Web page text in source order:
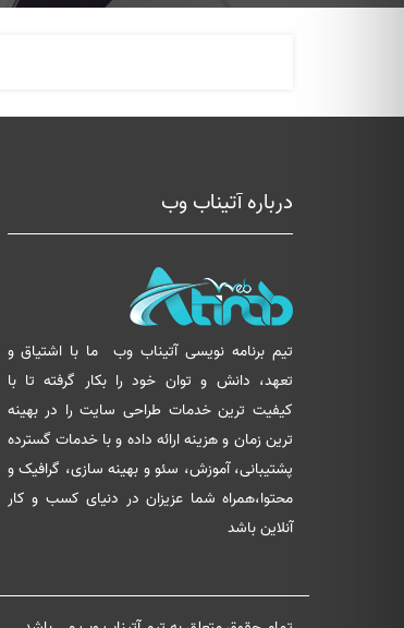
درباره آتیناب وب
تیم برنامه نویسی آتیناب وب
ما با اشتیاق و
تعهد، دانش و توان خود را بکار گرفته تا با
کیفیت ترین خدمات طراحی سایت را در بهینه
ترین زمان و هزینه ارائه داده و با خدمات گسترده
پشتیبانی، آموزش، سئو و بهینه سازی، گرافیک و
محتوا،همراه شما عزیزان در دنیای کسب و کار
آنلاین باشد